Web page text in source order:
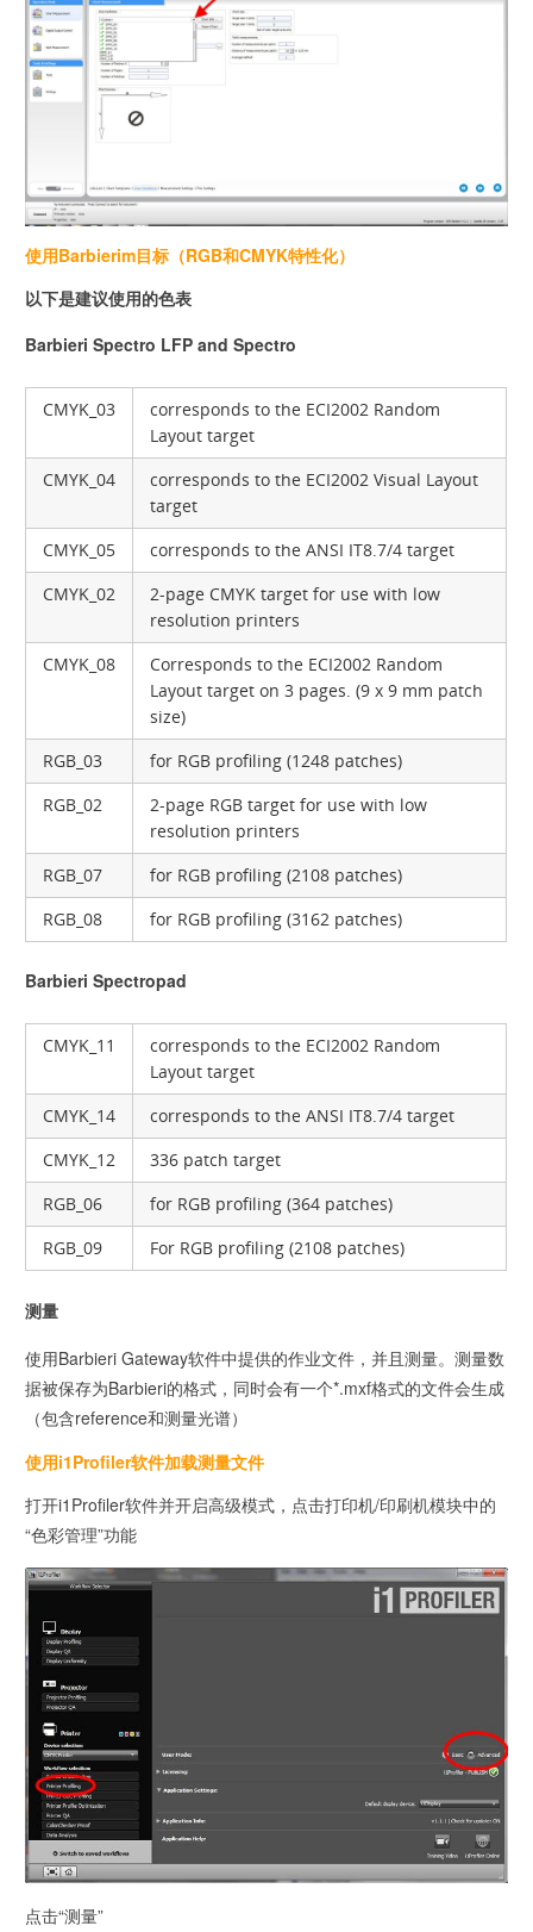
使用Barbierim目标（RGB和CMYK特性化）
以下是建议使用的色表
Barbieri Spectro LFP and Spectro
CMYK_03
corresponds to the ECI2002 Random
Layout target
CMYK_04
corresponds to the ECI2002 Visual Layout
target
CMYK_05
corresponds to the ANSI IT8.7/4 target
CMYK_02
2-page CMYK target for use with low
resolution printers
CMYK_08
Corresponds to the ECI2002 Random
Layout target on 3 pages. (9 x 9 mm patch
size)
RGB_03
for RGB profiling (1248 patches)
RGB_02
2-page RGB target for use with low
resolution printers
RGB_07
for RGB profiling (2108 patches)
RGB_08
for RGB profiling (3162 patches)
Barbieri Spectropad
CMYK_11
corresponds to the ECI2002 Random
Layout target
CMYK_14
corresponds to the ANSI IT8.7/4 target
CMYK_12
336 patch target
RGB_06
for RGB profiling (364 patches)
RGB_09
For RGB profiling (2108 patches)
测量
使用Barbieri Gateway软件中提供的作业文件，并且测量。测量数
据被保存为Barbieri的格式，同时会有一个*.mxf格式的文件会生成
（包含reference和测量光谱）
使用i1Profiler软件加载测量文件
打开i1Profiler软件并开启高级模式，点击打印机/印刷机模块中的
“色彩管理”功能
点击“测量”